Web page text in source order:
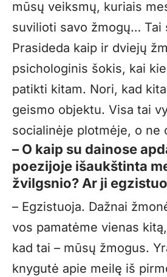
mūsų veiksmų, kuriais
suvilioti savo žmogų… Tai
Prasideda kaip ir dviejų
psichologinis šokis, kai
patikti kitam. Nori, kad
geismo objektu. Visa tai
socialinėje plotmėje, o ne
– O kaip su dainose
poezijoje išaukštinta
žvilgsnio? Ar ji
– Egzistuoja. Dažnai
vos pamatėme vienas
kad tai – mūsų žmogus.
knygutė apie meilę iš